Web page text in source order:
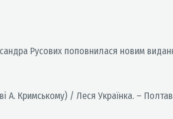
Русових поповнилася новим
Кримському) / Леся Українка. –